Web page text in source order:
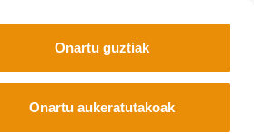
Onartu guztiak
Onartu aukeratutakoak